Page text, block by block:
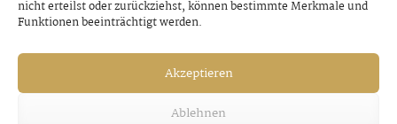
nicht erteilst oder zurückziehst, können bestimmte Merkmale und
Funktionen beeinträchtigt werden.
Akzeptieren
Ablehnen